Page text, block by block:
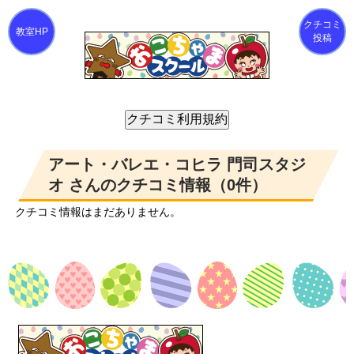
クチコミ
投稿
アート・バレエ・コヒラ 門司スタジ
オ さんのクチコミ情報（0件）
クチコミ情報はまだありません。